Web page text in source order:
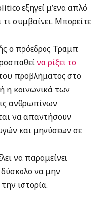
εξηγεί μ’ενα απλό
τι συμβαίνει. Μπορείτε
ο πρόεδρος Τραμπ
να ρίξει το
προβλήματος στο
η κοινωνικά των
ανθρωπίνων
να απαντήσουν
και μηνύσεων σε
να παραμείνει
δύσκολο να μην
ιστορία.